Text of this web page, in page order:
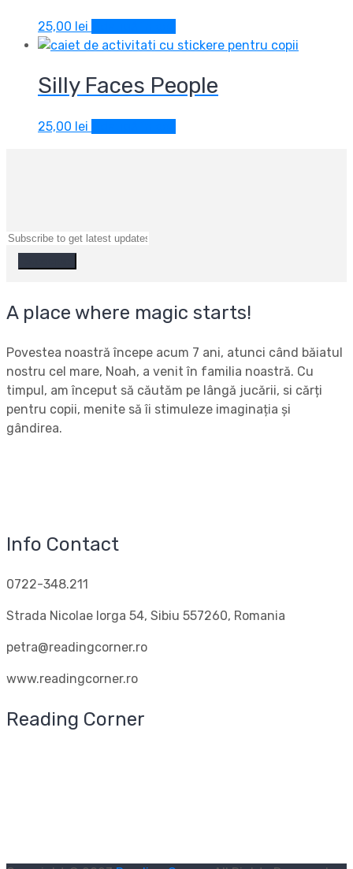
25,00 lei
Silly Faces People
25,00 lei
A place where magic starts!
Povestea noastră începe acum 7 ani, atunci când băiatul
nostru cel mare, Noah, a venit în familia noastră. Cu
timpul, am început să căutăm pe lângă jucării, si cărți
pentru copii, menite să îi stimuleze imaginația și
gândirea.
Info Contact
0722-348.211
Strada Nicolae Iorga 54, Sibiu 557260, Romania
petra@readingcorner.ro
www.readingcorner.ro
Reading Corner